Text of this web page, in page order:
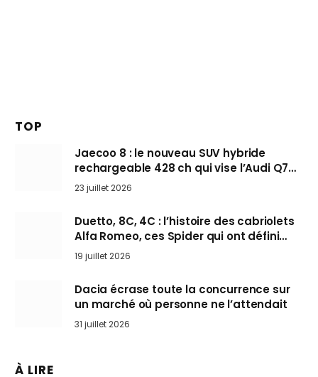
TOP
Jaecoo 8 : le nouveau SUV hybride
rechargeable 428 ch qui vise l’Audi Q7
arrive en Europe cet automne
23 juillet 2026
Duetto, 8C, 4C : l’histoire des cabriolets
Alfa Romeo, ces Spider qui ont défini
l’art de rouler cheveux au vent
19 juillet 2026
Dacia écrase toute la concurrence sur
un marché où personne ne l’attendait
31 juillet 2026
À LIRE